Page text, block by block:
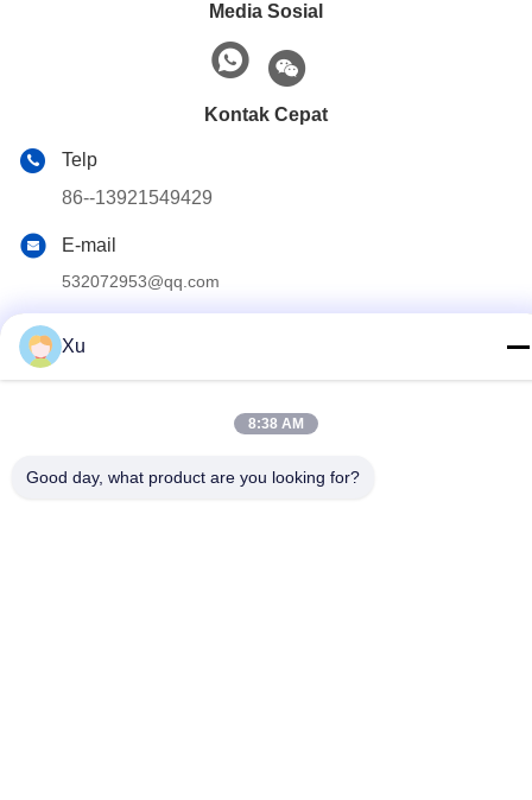
Media Sosial
Kontak Cepat
Telp
86--13921549429
E-mail
532072953@qq.com
Kebijakan Privasi | Sitemap
Xu
8:38 AM
Good day, what product are you looking for?